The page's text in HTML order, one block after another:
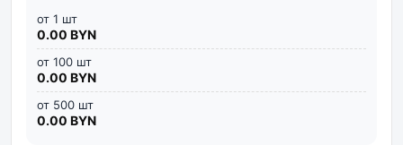
от 1 шт
0.00 BYN
от 100 шт
0.00 BYN
от 500 шт
0.00 BYN